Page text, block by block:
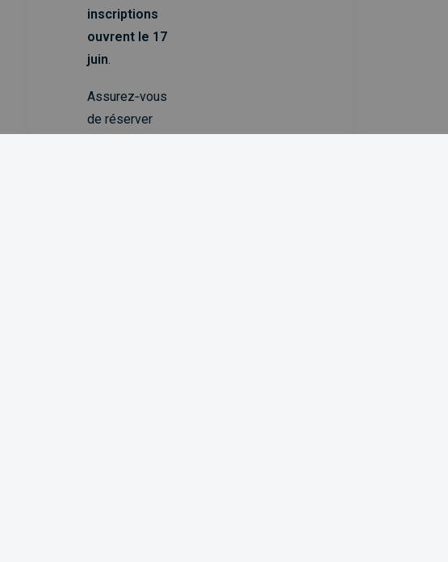
inscriptions
ouvrent le 17
juin.
Assurez‑vous
de réserver